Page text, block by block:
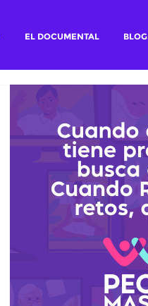
EL DOCUMENTAL BLOG